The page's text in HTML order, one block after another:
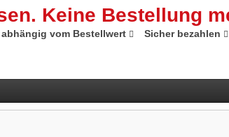
Keine Bestellung
abhängig vom Bestellwert Sicher bezahlen